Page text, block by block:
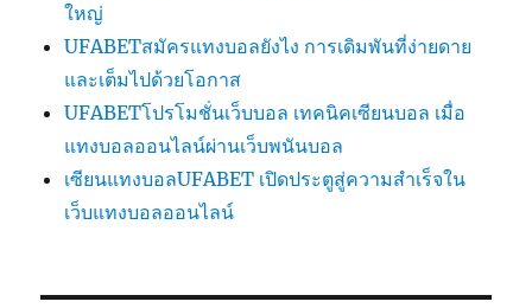
ใหญ่
UFABETสมัครแทงบอลยังไง การเดิมพันที่ง่ายดาย
และเต็มไปด้วยโอกาส
UFABETโปรโมชั่นเว็บบอล เทคนิคเซียนบอล เมื่อ
แทงบอลออนไลน์ผ่านเว็บพนันบอล
เซียนแทงบอลUFABET เปิดประตูสู่ความสำเร็จใน
เว็บแทงบอลออนไลน์